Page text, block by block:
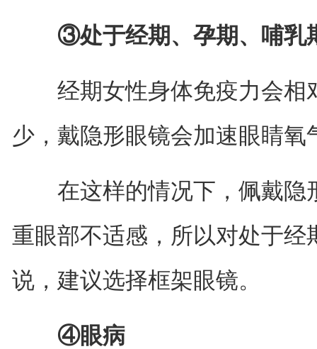
③处于经期、孕期、哺乳
经期女性身体免疫力会相
少，戴隐形眼镜会加速眼睛
在这样的情况下，佩戴隐
重眼部不适感，所以对处于
说，建议选择框架眼镜。
④眼病